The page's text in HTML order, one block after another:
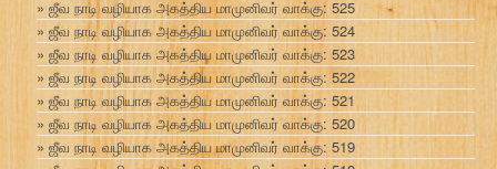
ஜீவ நாடி வழியாக அகத்திய மாமுனிவர் வாக்கு: 525
ஜீவ நாடி வழியாக அகத்திய மாமுனிவர் வாக்கு: 524
ஜீவ நாடி வழியாக அகத்திய மாமுனிவர் வாக்கு: 523
ஜீவ நாடி வழியாக அகத்திய மாமுனிவர் வாக்கு: 522
ஜீவ நாடி வழியாக அகத்திய மாமுனிவர் வாக்கு: 521
ஜீவ நாடி வழியாக அகத்திய மாமுனிவர் வாக்கு: 520
ஜீவ நாடி வழியாக அகத்திய மாமுனிவர் வாக்கு: 519